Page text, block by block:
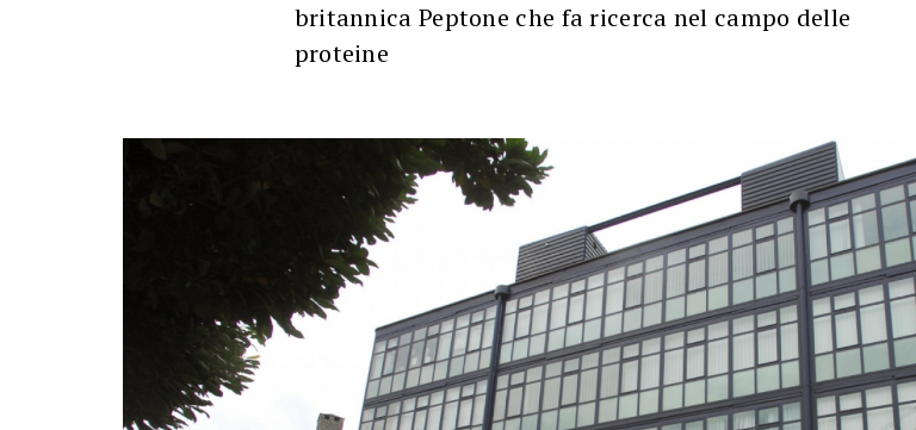
britannica Peptone che fa ricerca nel campo delle
proteine